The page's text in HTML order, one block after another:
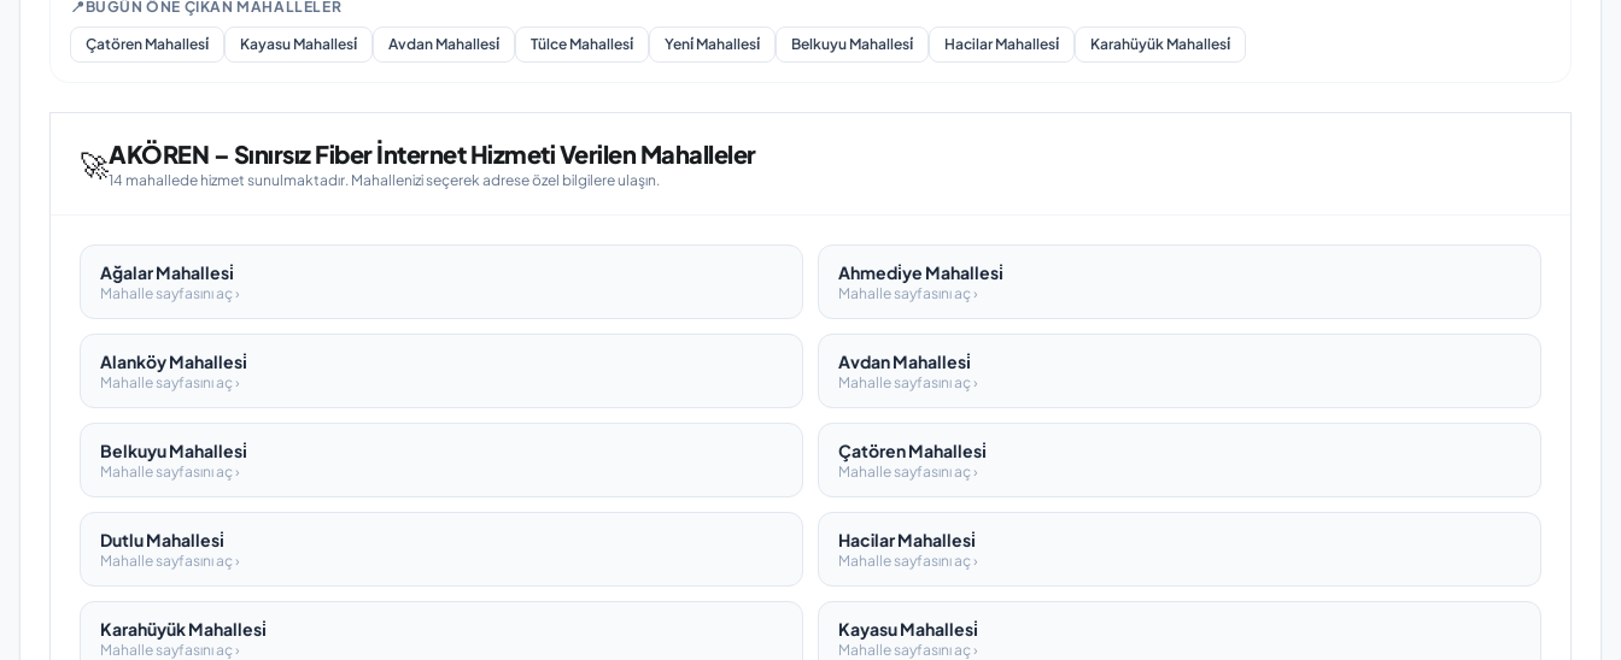
📍 BUGÜN ÖNE ÇIKAN MAHALLELER
Çatören Mahallesi̇ Kayasu Mahallesi̇ Avdan Mahallesi̇ Tülce Mahallesi̇ Yeni̇ Mahallesi̇ Belkuyu Mahallesi̇ Hacilar Mahallesi̇ Karahüyük Mahallesi̇
🚀AKÖREN – Sınırsız Fiber İnternet Hizmeti Verilen Mahalleler
14 mahallede hizmet sunulmaktadır. Mahallenizi seçerek adrese özel bilgilere ulaşın.
Ağalar Mahallesi̇
Mahalle sayfasını aç ›
Ahmedi̇ye Mahallesi̇
Mahalle sayfasını aç ›
Alanköy Mahallesi̇
Mahalle sayfasını aç ›
Avdan Mahallesi̇
Mahalle sayfasını aç ›
Belkuyu Mahallesi̇
Mahalle sayfasını aç ›
Çatören Mahallesi̇
Mahalle sayfasını aç ›
Dutlu Mahallesi̇
Mahalle sayfasını aç ›
Hacilar Mahallesi̇
Mahalle sayfasını aç ›
Karahüyük Mahallesi̇
Mahalle sayfasını aç ›
Kayasu Mahallesi̇
Mahalle sayfasını aç ›